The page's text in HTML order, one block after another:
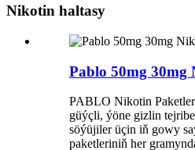
Nikotin haltasy
Pablo 50mg
PABLO Nikotin
güýçli, ýöne gizlin
söýüjiler üçin iň gowy
paketleriniň her